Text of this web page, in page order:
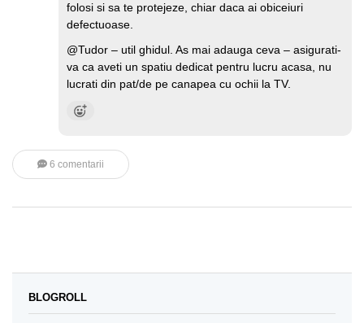
folosi si sa te protejeze, chiar daca ai obiceiuri
defectuoase.
@Tudor – util ghidul. As mai adauga ceva – asigurati-
va ca aveti un spatiu dedicat pentru lucru acasa, nu
lucrati din pat/de pe canapea cu ochii la TV.
6 comentarii
BLOGROLL